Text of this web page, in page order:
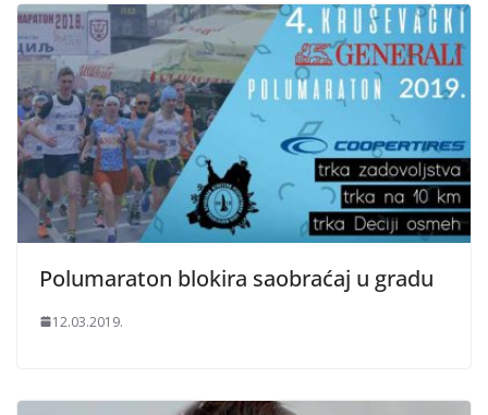
Polumaraton blokira saobraćaj u gradu
12.03.2019.